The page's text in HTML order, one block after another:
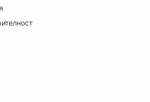
за почистване
хирурзи
за дрехи